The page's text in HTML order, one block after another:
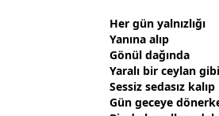
Her gün yalnızlığı
Yanına alıp
Gönül dağında
Yaralı bir ceylan gibi
Sessiz sedasız kalıp
Gün geceye